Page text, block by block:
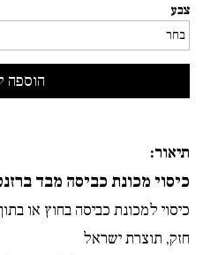
צבע
תיאור:
כיסוי מכונת כביסה מבד
חזק, תוצרת ישראל